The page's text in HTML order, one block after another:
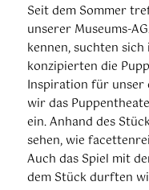
Seit dem Sommer
unserer Museums-
kennen, suchten
konzipierten die
Inspiration für unser
wir das
ein. Anhand des
sehen, wie
Auch das Spiel mit
dem Stück durften